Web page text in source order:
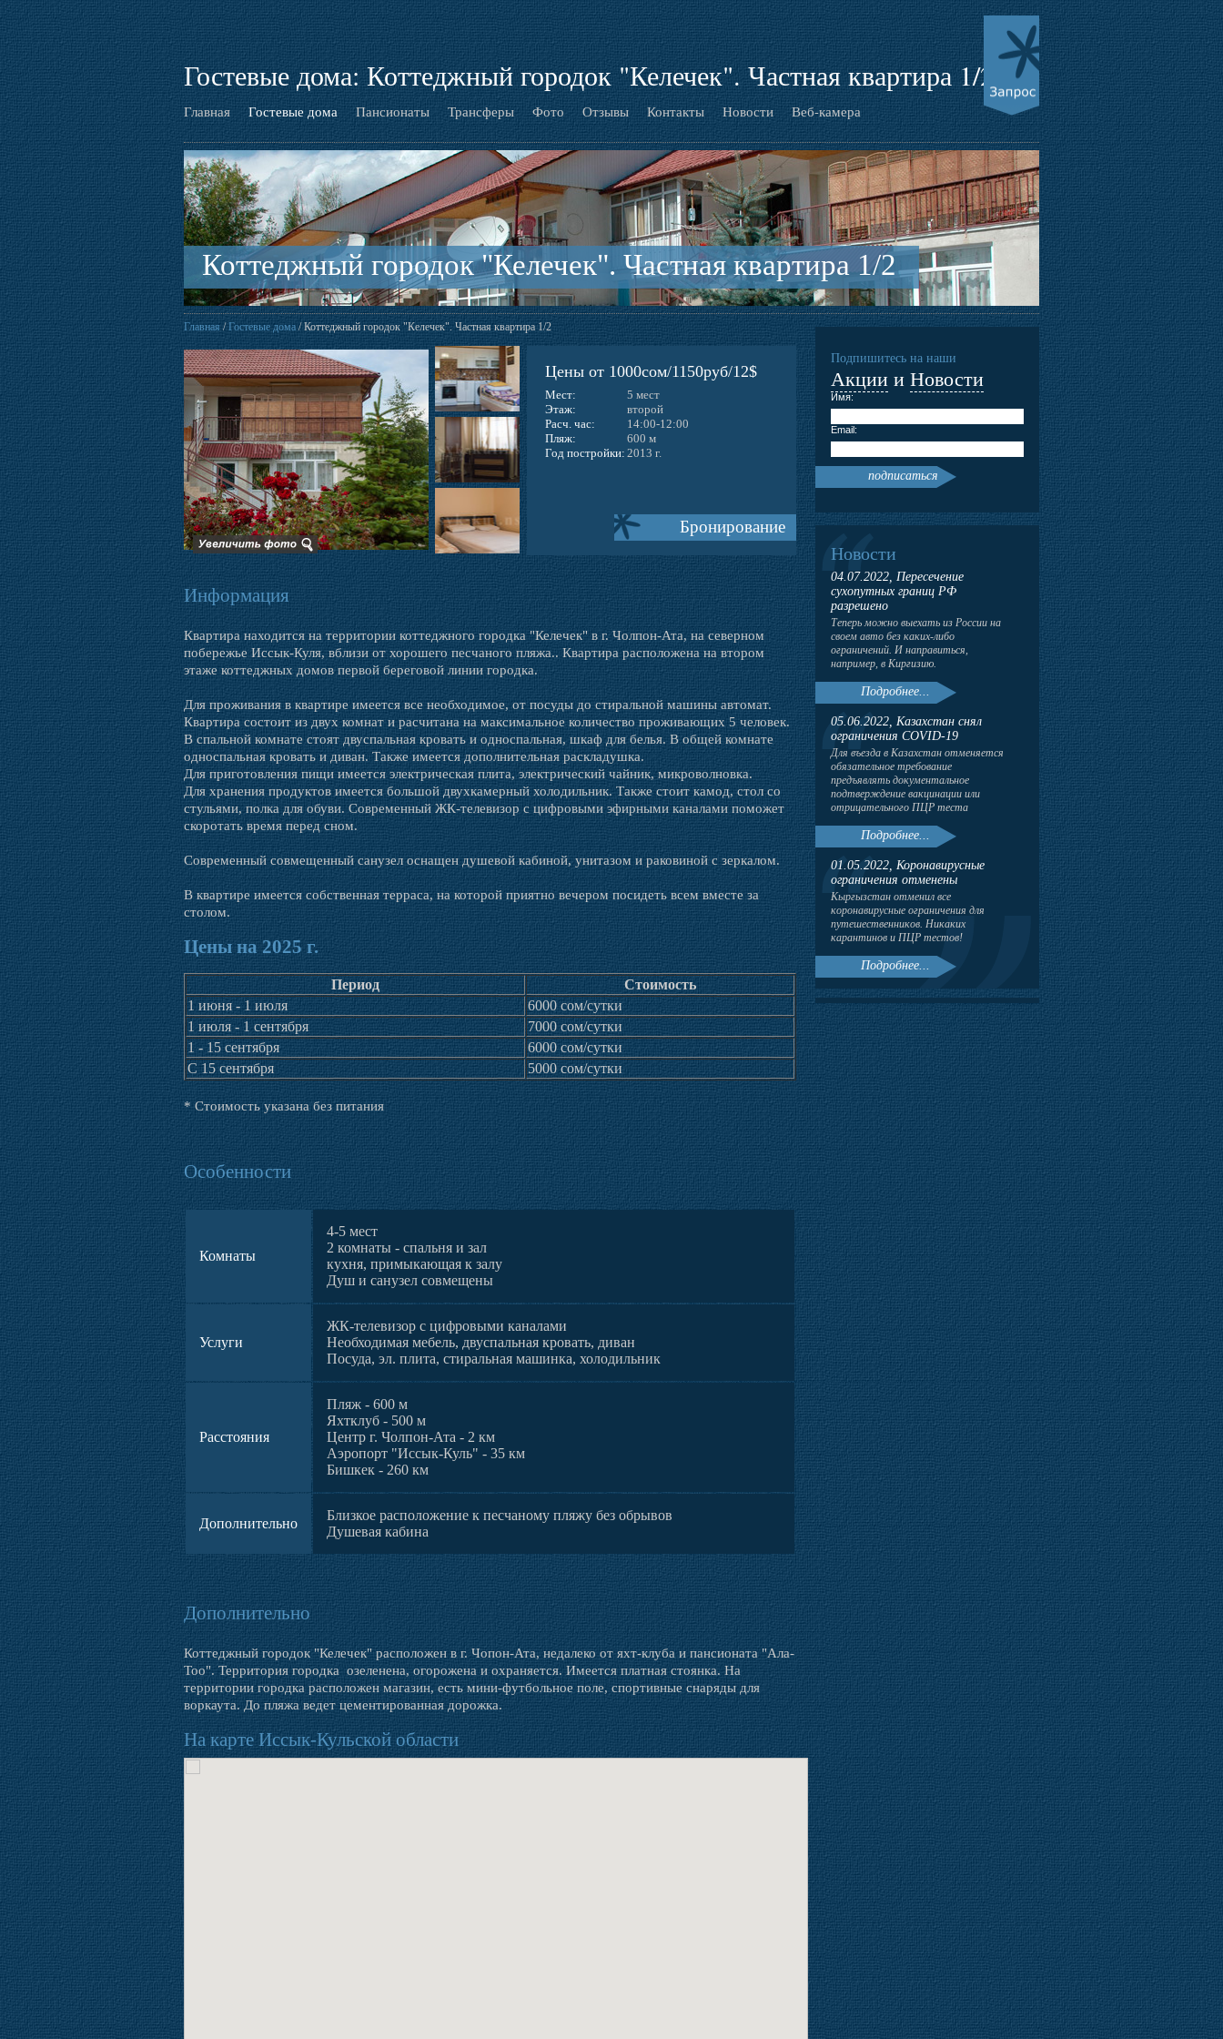
Гостевые дома: Коттеджный городок "Келечек". Частная квартира 1/2
Главная Гостевые дома Пансионаты Трансферы Фото Отзывы Контакты Новости Веб-камера
Коттеджный городок "Келечек". Частная квартира 1/2
Главная /Гостевые дома / Коттеджный городок "Келечек". Частная квартира 1/2
Цены от 1000сом/1150руб/12$
Мест:
5 мест
Этаж:
второй
Расч. час:
14:00-12:00
Пляж:
600 м
Год постройки: 2013 г.
Бронирование
Информация
Квартира находится на территории коттеджного городка "Келечек" в г. Чолпон-Ата, на северном
побережье Иссык-Куля, вблизи от хорошего песчаного пляжа.. Квартира расположена на втором
этаже коттеджных домов первой береговой линии городка.
Для проживания в квартире имеется все необходимое, от посуды до стиральной машины автомат.
Квартира состоит из двух комнат и расчитана на максимальное количество проживающих 5 человек.
В спальной комнате стоят двуспальная кровать и односпальная, шкаф для белья. В общей комнате
односпальная кровать и диван. Также имеется дополнительная раскладушка.
Для приготовления пищи имеется электрическая плита, электрический чайник, микроволновка.
Для хранения продуктов имеется большой двухкамерный холодильник. Также стоит камод, стол со
стульями, полка для обуви. Современный ЖК-телевизор с цифровыми эфирными каналами поможет
скоротать время перед сном.
Современный совмещенный санузел оснащен душевой кабиной, унитазом и раковиной с зеркалом.
В квартире имеется собственная терраса, на которой приятно вечером посидеть всем вместе за
столом.
Цены на 2025 г.
Период
Стоимость
1 июня - 1 июля
6000 сом/сутки
1 июля - 1 сентября
7000 сом/сутки
1 - 15 сентября
6000 сом/сутки
С 15 сентября
5000 сом/сутки
* Стоимость указана без питания
Особенности
Комнаты
4-5 мест
2 комнаты - спальня и зал
кухня, примыкающая к залу
Душ и санузел совмещены
Услуги
ЖК-телевизор с цифровыми каналами
Необходимая мебель, двуспальная кровать, диван
Посуда, эл. плита, стиральная машинка, холодильник
Расстояния
Пляж - 600 м
Яхтклуб - 500 м
Центр г. Чолпон-Ата - 2 км
Аэропорт "Иссык-Куль" - 35 км
Бишкек - 260 км
Дополнительно
Близкое расположение к песчаному пляжу без обрывов
Душевая кабина
Дополнительно
Коттеджный городок "Келечек" расположен в г. Чопон-Ата, недалеко от яхт-клуба и пансионата "Ала-
Тоо". Территория городка озеленена, огорожена и охраняется. Имеется платная стоянка. На
территории городка расположен магазин, есть мини-футбольное поле, спортивные снаряды для
воркаута. До пляжа ведет цементированная дорожка.
На карте Иссык-Кульской области
Подпишитесь на наши
Акциии Новости
Имя:
Email:
подписаться
Новости
04.07.2022, Пересечение
сухопутных границ РФ
разрешено
Теперь можно выехать из России на
своем авто без каких-либо
ограничений. И направиться,
например, в Киргизию.
Подробнее...
05.06.2022, Казахстан снял
ограничения COVID-19
Для въезда в Казахстан отменяется
обязательное требование
предъявлять документальное
подтверждение вакцинации или
отрицательного ПЦР теста
Подробнее...
01.05.2022, Коронавирусные
ограничения отменены
Кыргызстан отменил все
коронавирусные ограничения для
путешественников. Никаких
карантинов и ПЦР тестов!
Подробнее...